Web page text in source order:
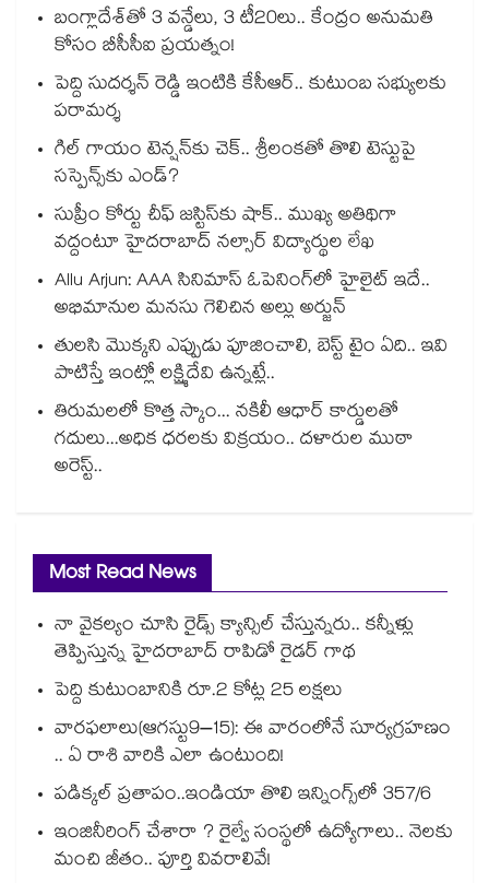
బంగ్లాదేశ్⁬తో 3 వన్డేలు, 3 టీ20లు.. కేంద్రం అనుమతి
కోసం బీసీసీఐ ప్రయత్నం!
పెద్ది సుదర్శన్ రెడ్డి ఇంటికి కేసీఆర్.. కుటుంబ సభ్యులకు
పరామర్శ
గిల్ గాయం టెన్షన్‌కు చెక్.. శ్రీలంకతో తొలి టెస్టుపై
సస్పెన్స్‌కు ఎండ్?
సుప్రీం కోర్టు చీఫ్ జస్టిస్⁭కు షాక్.. ముఖ్య అతిథిగా
వద్దంటూ హైదరాబాద్ నల్సార్ విద్యార్థుల లేఖ
Allu Arjun: AAA సినిమాస్ ఓపెనింగ్‌లో హైలైట్ ఇదే..
అభిమానుల మనసు గెలిచిన అల్లు అర్జున్
తులసి మొక్కని ఎప్పుడు పూజించాలి, బెస్ట్ టైం ఏది.. ఇవి
పాటిస్తే ఇంట్లో లక్ష్మిదేవి ఉన్నట్లే..
తిరుమలలో కొత్త స్కాం... నకిలీ ఆధార్ కార్డులతో
గదులు...అధిక ధరలకు విక్రయం.. దళారుల ముఠా
అరెస్ట్..
Most Read News
నా వైకల్యం చూసి రైడ్స్ క్యాన్సిల్ చేస్తున్నరు.. కన్నీళ్లు
తెప్పిస్తున్న హైదరాబాద్ రాపిడో రైడర్ గాథ
పెద్ది కుటుంబానికి రూ.2 కోట్ల 25 లక్షలు
వారఫలాలు(ఆగస్టు9–15): ఈ వారంలోనే సూర్యగ్రహణం
.. ఏ రాశి వారికి ఎలా ఉంటుంది!
పడిక్కల్‌‌ ప్రతాపం..ఇండియా తొలి ఇన్నింగ్స్‌‌లో 357/6
ఇంజినీరింగ్ చేశారా ? రైల్వే సంస్థలో ఉద్యోగాలు.. నెలకు
మంచి జీతం.. పూర్తి వివరాలివే!